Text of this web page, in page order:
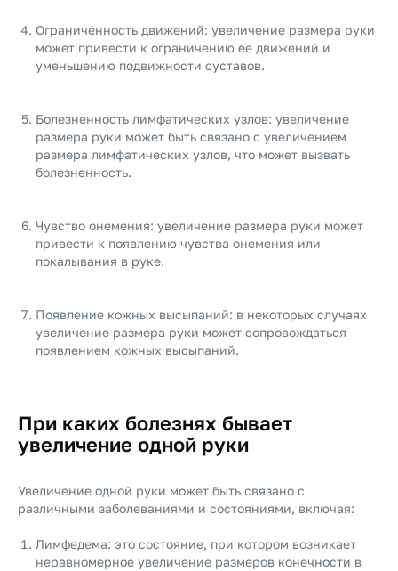
Ограниченность движений: увеличение размера руки
может привести к ограничению ее движений и
уменьшению подвижности суставов.
Болезненность лимфатических узлов: увеличение
размера руки может быть связано с увеличением
размера лимфатических узлов, что может вызвать
болезненность.
Чувство онемения: увеличение размера руки может
привести к появлению чувства онемения или
покалывания в руке.
Появление кожных высыпаний: в некоторых случаях
увеличение размера руки может сопровождаться
появлением кожных высыпаний.
При каких болезнях бывает
увеличение одной руки
Увеличение одной руки может быть связано с
различными заболеваниями и состояниями, включая:
Лимфедема: это состояние, при котором возникает
неравномерное увеличение размеров конечности в